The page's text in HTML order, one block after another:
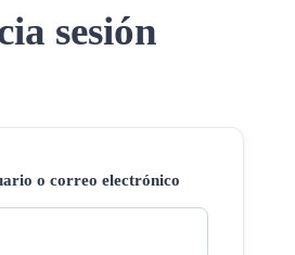
sesión
o correo electrónico